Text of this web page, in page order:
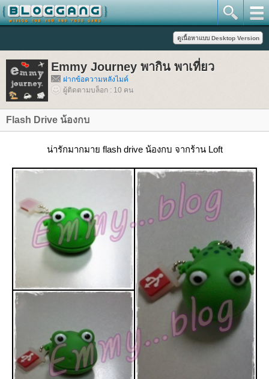
Emmy Journey พากิน พาเที่ยว
ฝากข้อความหลังไมค์
ผู้ติดตามบล็อก : 10 คน
Flash Drive น้องกบ
น่ารักมากมาย flash drive น้องกบ จากร้าน Loft